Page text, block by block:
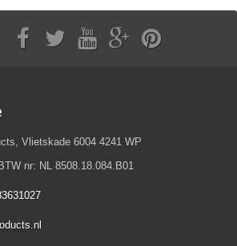
Vlietskade 6004 4241 WP
nr: NL 8508.18.084.B01